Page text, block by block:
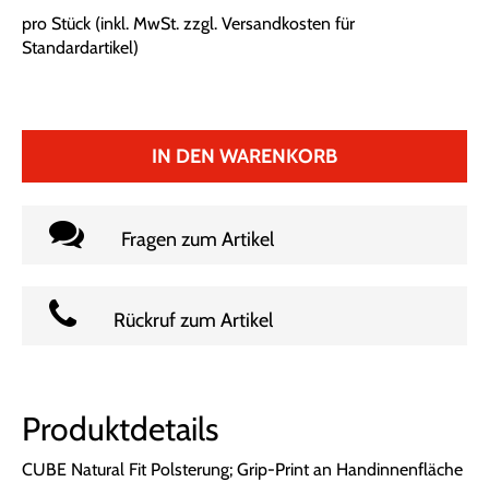
pro Stück (inkl. MwSt. zzgl. Versandkosten für
Standardartikel)
IN DEN WARENKORB
Fragen zum Artikel
Rückruf zum Artikel
Produktdetails
CUBE Natural Fit Polsterung; Grip-Print an Handinnenfläche